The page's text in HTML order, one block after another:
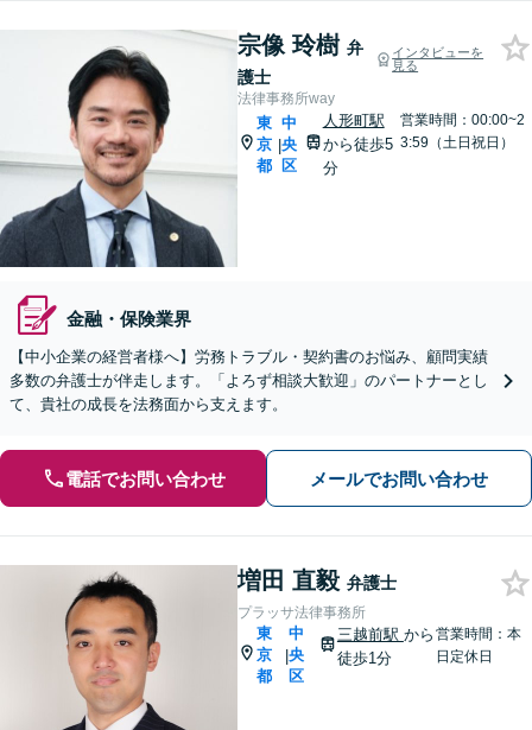
宗像 玲樹 弁
護士
インタビューを
見る
法律事務所way
東
京
都
|
中
央
区
人形町駅
から徒歩5
分
営業時間：00:00~2
3:59（土日祝日）
金融・保険業界
【中小企業の経営者様へ】労務トラブル・契約書のお悩み、顧問実績
多数の弁護士が伴走します。「よろず相談大歓迎」のパートナーとし
て、貴社の成長を法務面から支えます。
電話でお問い合わせ メールでお問い合わせ
増田 直毅 弁護士
プラッサ法律事務所
東
京
都
|
中
央
区
三越前駅 から
徒歩1分
営業時間：本
日定休日